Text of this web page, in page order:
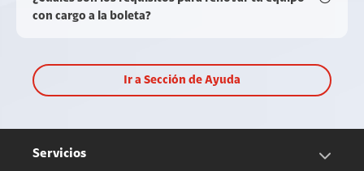
con cargo a la boleta?
Ir a Sección de Ayuda
Servicios